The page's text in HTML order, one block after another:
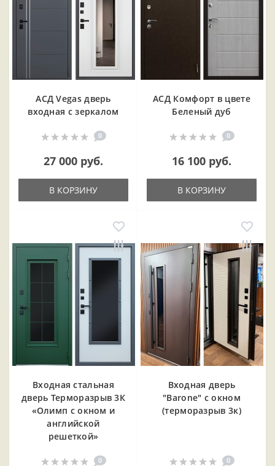
АСД Vegas дверь
входная с зеркалом
0
27 000 руб.
В КОРЗИНУ
АСД Комфорт в цвете
Беленый дуб
0
16 100 руб.
В КОРЗИНУ
Входная cтальная
дверь Терморазрыв 3К
«Олимп с окном и
английской
решеткой»
0
Входная дверь
"Barone" с окном
(терморазрыв 3к)
0